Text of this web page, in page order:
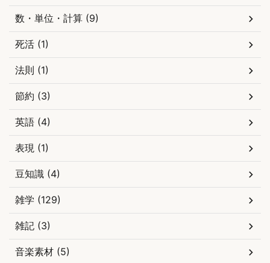
数・単位・計算 (9)
死活 (1)
法則 (1)
節約 (3)
英語 (4)
表現 (1)
豆知識 (4)
雑学 (129)
雑記 (3)
音楽素材 (5)